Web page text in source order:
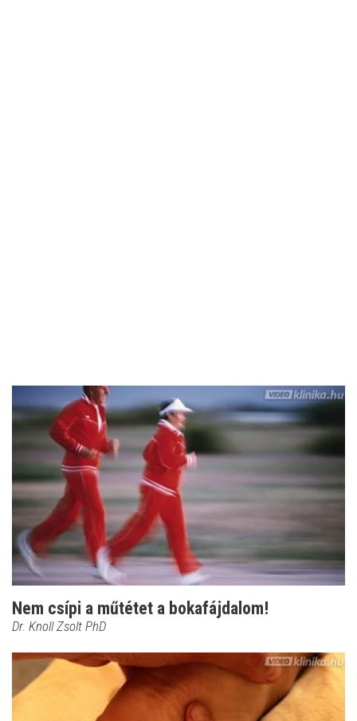
Nem csípi a műtétet a bokafájdalom!
Dr. Knoll Zsolt PhD